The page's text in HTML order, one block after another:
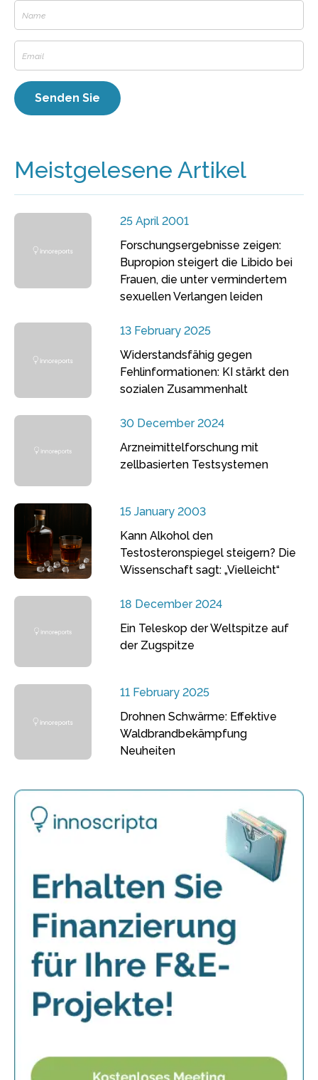
Meistgelesene Artikel
25 April 2001
Forschungsergebnisse zeigen:
Bupropion steigert die Libido bei
Frauen, die unter vermindertem
sexuellen Verlangen leiden
13 February 2025
Widerstandsfähig gegen
Fehlinformationen: KI stärkt den
sozialen Zusammenhalt
30 December 2024
Arzneimittelforschung mit
zellbasierten Testsystemen
15 January 2003
Kann Alkohol den
Testosteronspiegel steigern? Die
Wissenschaft sagt: „Vielleicht“
18 December 2024
Ein Teleskop der Weltspitze auf
der Zugspitze
11 February 2025
Drohnen Schwärme: Effektive
Waldbrandbekämpfung
Neuheiten